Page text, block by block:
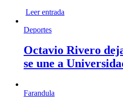
Leer entrada
Deportes
Octavio Rivero
se une a
Farandula